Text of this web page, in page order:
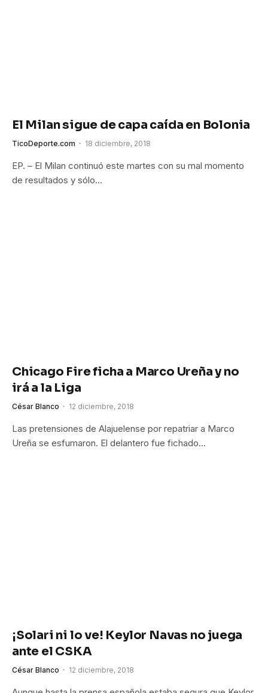
El Milan sigue de capa caída en Bolonia
TicoDeporte.com 18 diciembre, 2018
EP. – El Milan continuó este martes con su mal momento
de resultados y sólo…
Chicago Fire ficha a Marco Ureña y no
irá a la Liga
César Blanco 12 diciembre, 2018
Las pretensiones de Alajuelense por repatriar a Marco
Ureña se esfumaron. El delantero fue fichado…
¡Solari ni lo ve! Keylor Navas no juega
ante el CSKA
César Blanco 12 diciembre, 2018